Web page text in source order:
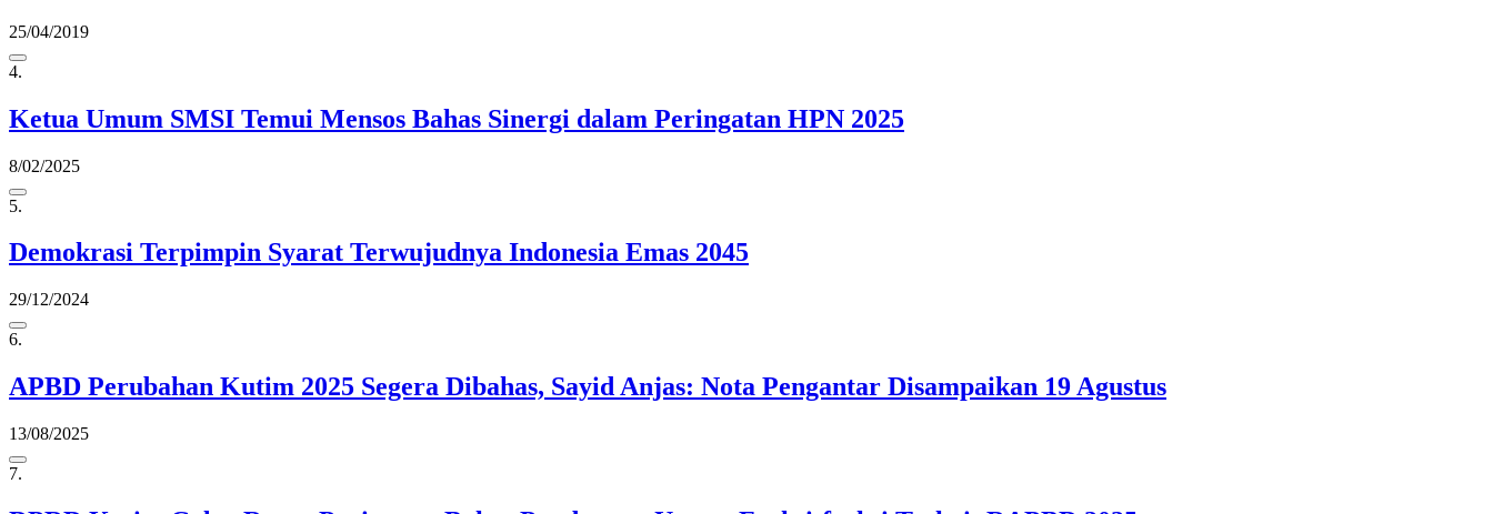
25/04/2019
4.
Ketua Umum SMSI Temui Mensos Bahas Sinergi dalam Peringatan HPN 2025
8/02/2025
5.
Demokrasi Terpimpin Syarat Terwujudnya Indonesia Emas 2045
29/12/2024
6.
APBD Perubahan Kutim 2025 Segera Dibahas, Sayid Anjas: Nota Pengantar Disampaikan 19 Agustus
13/08/2025
7.